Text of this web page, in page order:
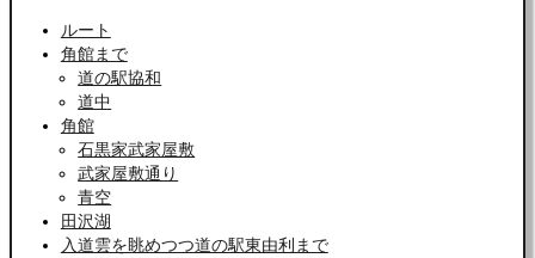
ルート
角館まで
道の駅協和
道中
角館
石黒家武家屋敷
武家屋敷通り
青空
田沢湖
入道雲を眺めつつ道の駅東由利まで